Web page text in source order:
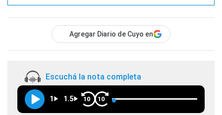
Agregar Diario de Cuyo en
Escuchá la nota completa
1 1.5 10 10